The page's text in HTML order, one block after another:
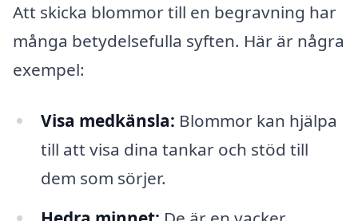
Att skicka blommor till en begravning har
många betydelsefulla syften. Här är några
exempel:
Visa medkänsla: Blommor kan hjälpa
till att visa dina tankar och stöd till
dem som sörjer.